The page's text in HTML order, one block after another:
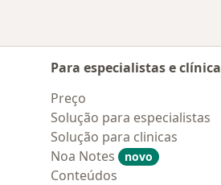
Para especialistas e
Preço
Solução para especialistas
Solução para clinicas
Noa Notes
novo
Conteúdos